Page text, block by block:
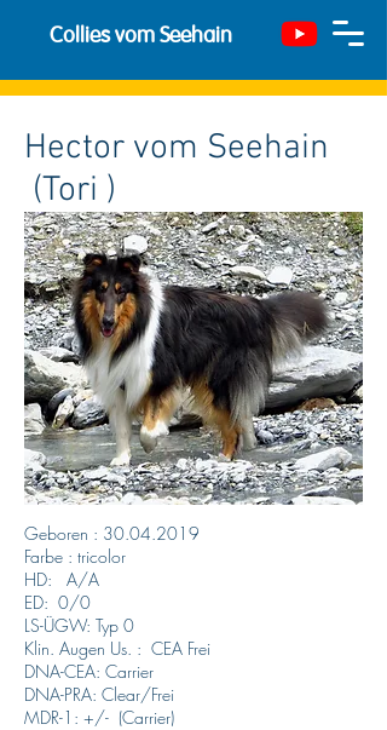
Collies vom Seehain
Hector vom Seehain
(Tori )
Geboren : 30.04.2019
Farbe : tricolor
HD: A/A
ED: 0/0
LS-ÜGW: Typ 0
Klin. Augen Us. : CEA Frei
DNA-CEA: Carrier
DNA-PRA: Clear/Frei
MDR-1: +/- (Carrier)